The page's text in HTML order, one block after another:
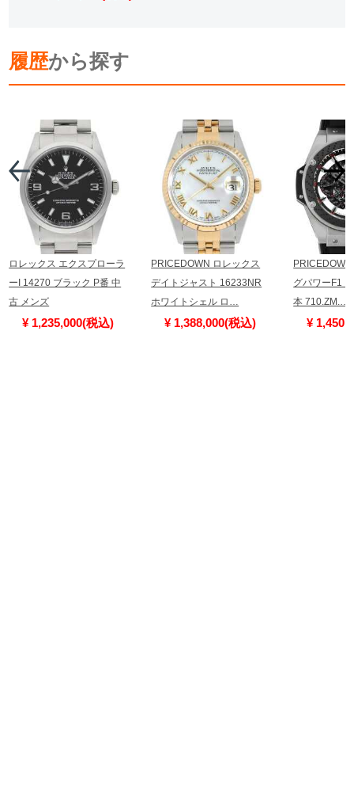
履歴から探す
ロレックス エクスプローラ
ーI 14270 ブラック P番 中
古 メンズ
¥ 1,235,000(税込)
PRICEDOWN ロレックス
デイトジャスト 16233NR
ホワイトシェル ロ…
¥ 1,388,000(税込)
グパワーF1
本 710.ZM.…
¥